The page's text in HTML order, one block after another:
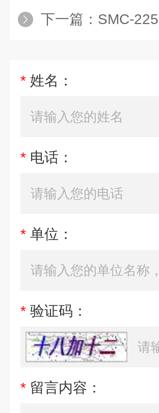
下一篇： SMC-225PF
* 姓名：
* 电话：
* 单位：
* 验证码：
* 留言内容：